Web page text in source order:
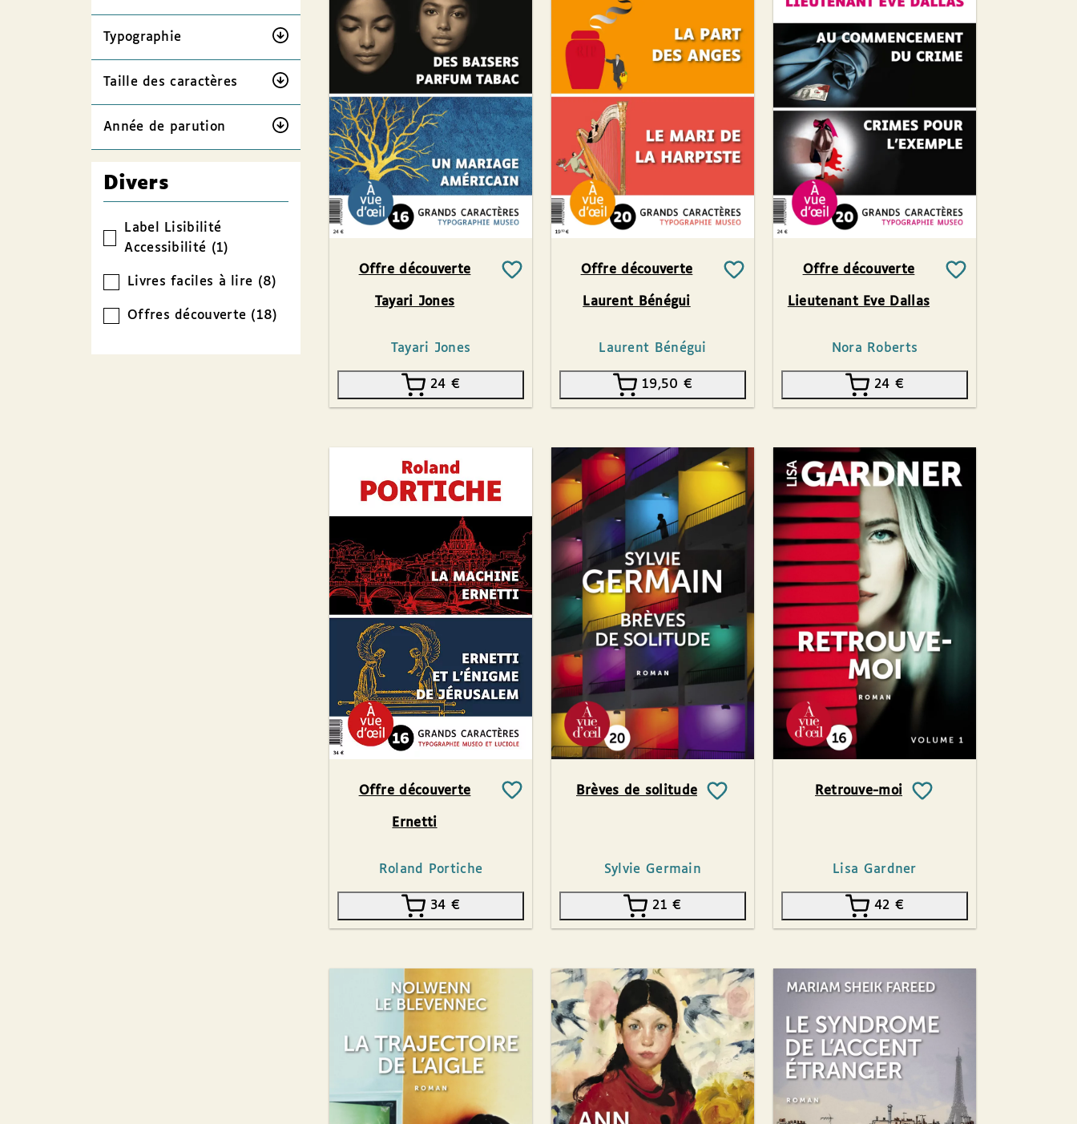
Typographie
Taille des caractères
Année de parution
Divers
Label Lisibilité
Accessibilité (1)
Livres faciles à lire (8)
Offres découverte (18)
Offre découverte
Tayari Jones
Tayari Jones
24 €
Offre découverte
Laurent Bénégui
Laurent Bénégui
19,50 €
Offre découverte
Lieutenant Eve Dallas
Nora Roberts
24 €
Offre découverte
Ernetti
Roland Portiche
34 €
Brèves de solitude
Sylvie Germain
21€
Retrouve-moi
Lisa Gardner
42 €